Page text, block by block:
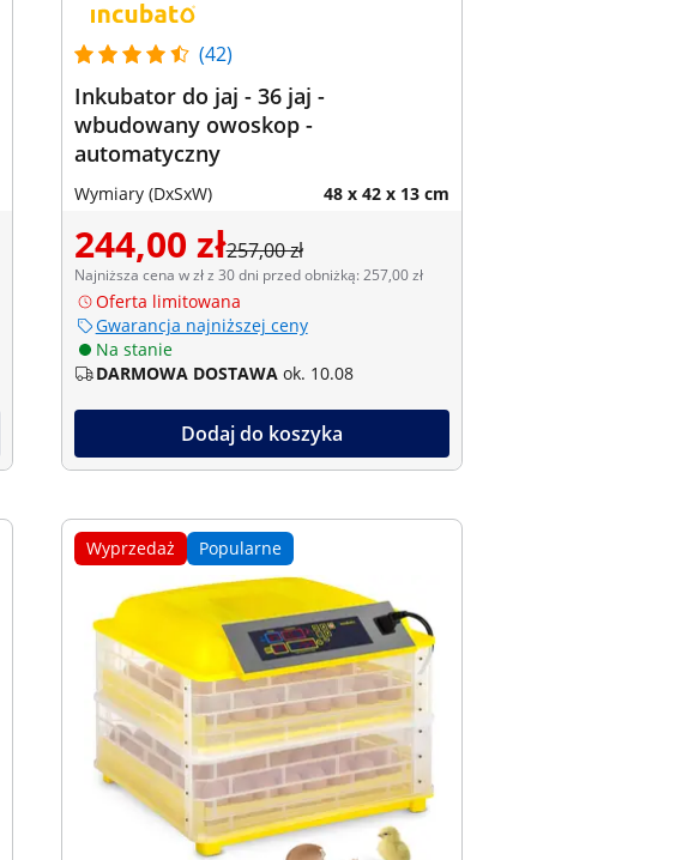
(42)
Inkubator do jaj - 36 jaj -
wbudowany owoskop -
automatyczny
Wymiary (DxSxW) 48 x 42 x 13 cm
244,00 zł257,00 zł
Najniższa cena w zł z 30 dni przed obniżką: 257,00 zł
Oferta limitowana
Gwarancja najniższej ceny
Na stanie
DARMOWA DOSTAWA ok. 10.08
Dodaj do koszyka
Wyprzedaż Popularne